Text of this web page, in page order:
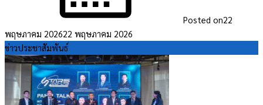
Posted on22
พฤษภาคม 202622 พฤษภาคม 2026
ข่าวประชาสัมพันธ์